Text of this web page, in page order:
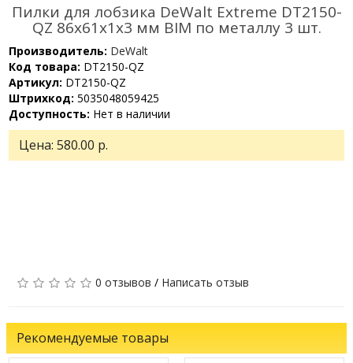
Пилки для лобзика DeWalt Extreme DT2150-
QZ 86х61х1х3 мм BIM по металлу 3 шт.
Производитель: DeWalt
Код товара: DT2150-QZ
Артикул: DT2150-QZ
Штрихкод: 5035048059425
Доступность: Нет в наличии
Цена: 580.00 р.
0 отзывов / Написать отзыв
Рекомендуемые товары